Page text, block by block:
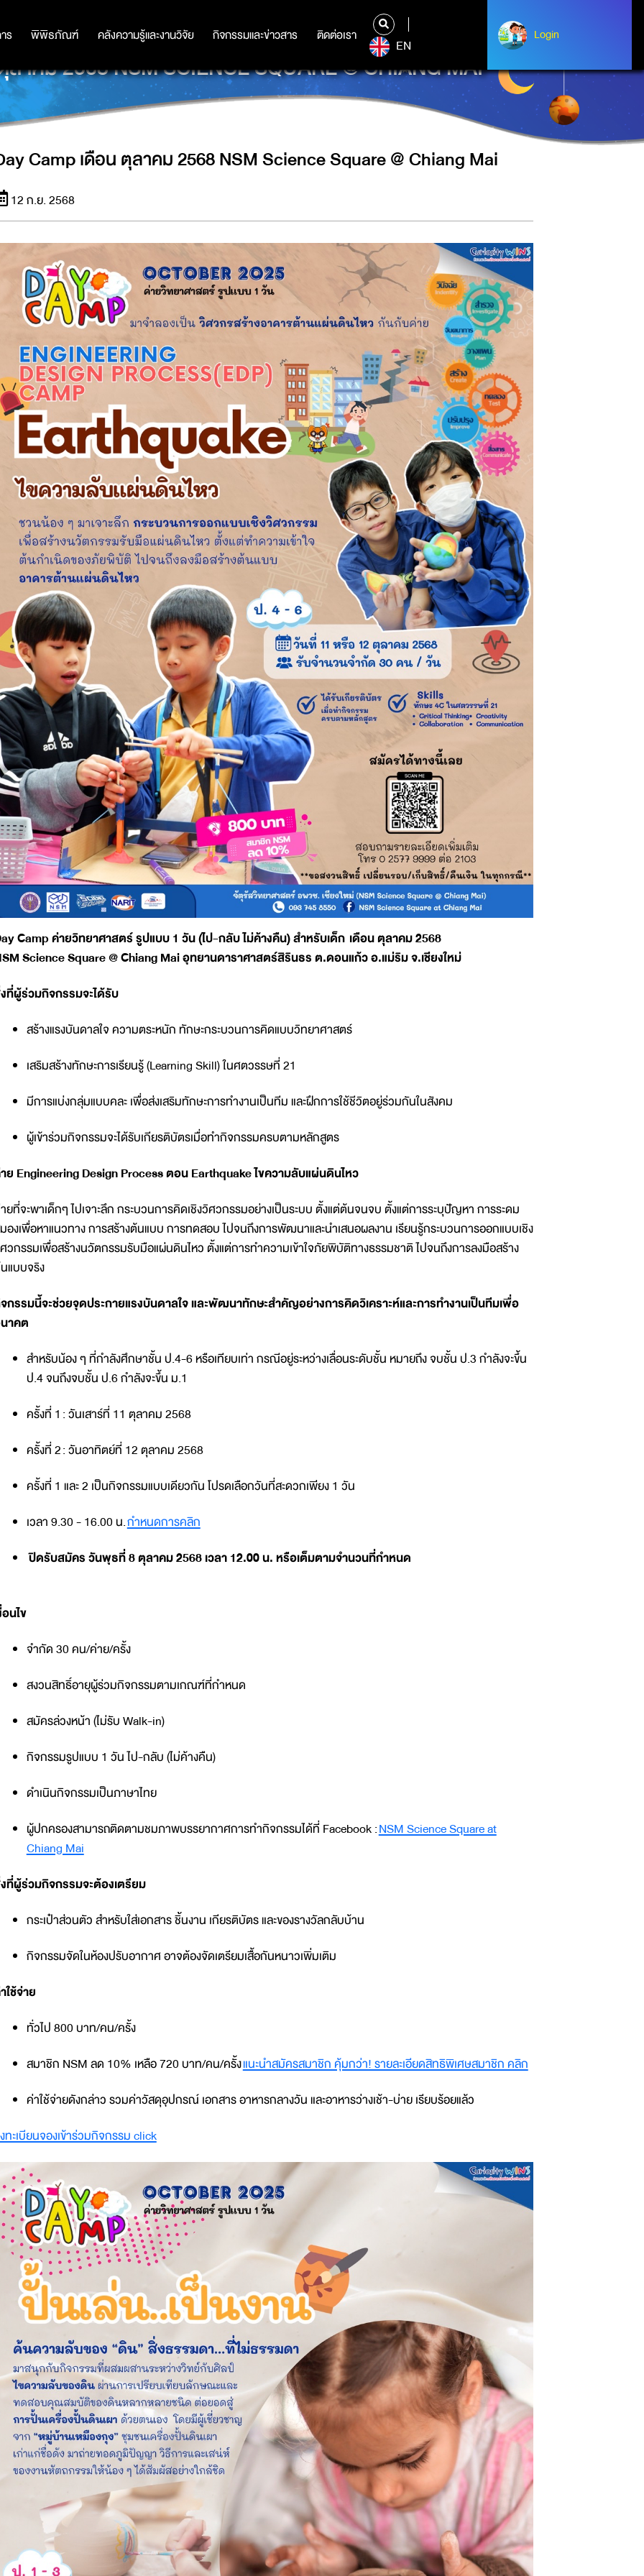
ร พิพิธภัณฑ์ คลังความรู้และงานวิจัย กิจกรรมและข่าวสาร ติดต่อเรา
ร พิพิธภัณฑ์ คลังความรู้และงานวิจัย กิจกรรมและข่าวสาร ติดต่อเรา
EN
Login
Login
าคม 2568 NSM SCIENCE SQUARE @ CHIANG MAI
Camp เดือน ตุลาคม 2568 NSM Science Square @ Chiang Mai
12 ก.ย. 2568
Camp ค่ายวิทยาศาสตร์ รูปแบบ 1 วัน (ไป-กลับ ไม่ค้างคืน) สำหรับเด็ก เดือน ตุลาคม 2568
Science Square @ Chiang Mai อุทยานดาราศาสตร์สิรินธร ต.ดอนแก้ว อ.แม่ริม จ.เชียงใหม่
ที่ผู้ร่วมกิจกรรมจะได้รับ
สร้างแรงบันดาลใจ ความตระหนัก ทักษะกระบวนการคิดแบบวิทยาศาสตร์
เสริมสร้างทักษะการเรียนรู้ (Learning Skill) ในศตวรรษที่ 21
มีการแบ่งกลุ่มแบบคละ เพื่อส่งเสริมทักษะการทำงานเป็นทีม และฝึกการใช้ชีวิตอยู่ร่วมกันในสังคม
ผู้เข้าร่วมกิจกรรมจะได้รับเกียรติบัตรเมื่อทำกิจกรรมครบตามหลักสูตร
ย Engineering Design Process ตอน Earthquake ไขความลับแผ่นดินไหว
ยที่จะพาเด็กๆ ไปเจาะลึก กระบวนการคิดเชิงวิศวกรรมอย่างเป็นระบบ ตั้งแต่ต้นจนจบ ตั้งแต่การระบุปัญหา การระดม
องเพื่อหาแนวทาง การสร้างต้นแบบ การทดสอบ ไปจนถึงการพัฒนาและนำเสนอผลงาน เรียนรู้กระบวนการออกแบบเชิง
วกรรมเพื่อสร้างนวัตกรรมรับมือแผ่นดินไหว ตั้งแต่การทำความเข้าใจภัยพิบัติทางธรรมชาติ ไปจนถึงการลงมือสร้าง
แบบจริง
กรรมนี้จะช่วยจุดประกายแรงบันดาลใจ และพัฒนาทักษะสำคัญอย่างการคิดวิเคราะห์และการทำงานเป็นทีมเพื่อ
าคต
สำหรับน้อง ๆ ที่กำลังศึกษาชั้น ป.4-6 หรือเทียบเท่า กรณีอยู่ระหว่างเลื่อนระดับชั้น หมายถึง จบชั้น ป.3 กำลังจะขึ้น
ป.4 จนถึงจบชั้น ป.6 กำลังจะขึ้น ม.1
ครั้งที่ 1 : วันเสาร์ที่ 11 ตุลาคม 2568
ครั้งที่ 2 : วันอาทิตย์ที่ 12 ตุลาคม 2568
ครั้งที่ 1 และ 2 เป็นกิจกรรมแบบเดียวกัน โปรดเลือกวันที่สะดวกเพียง 1 วัน
เวลา 9.30 - 16.00 น.กำหนดการคลิก
ปิดรับสมัคร วันพุธที่ 8 ตุลาคม 2568 เวลา 12.00 น. หรือเต็มตามจำนวนที่กำหนด
อนไข
จำกัด 30 คน/ค่าย/ครั้ง
สงวนสิทธิ์อายุผู้ร่วมกิจกรรมตามเกณฑ์ที่กำหนด
สมัครล่วงหน้า (ไม่รับ Walk-in)
กิจกรรมรูปแบบ 1 วัน ไป-กลับ (ไม่ค้างคืน)
ดำเนินกิจกรรมเป็นภาษาไทย
ผู้ปกครองสามารถติดตามชมภาพบรรยากาศการทำกิจกรรมได้ที่ Facebook :NSM Science Square at
Chiang Mai
ที่ผู้ร่วมกิจกรรมจะต้องเตรียม
กระเป๋าส่วนตัว สำหรับใส่เอกสาร ชิ้นงาน เกียรติบัตร และของรางวัลกลับบ้าน
กิจกรรมจัดในห้องปรับอากาศ อาจต้องจัดเตรียมเสื้อกันหนาวเพิ่มเติม
ใช้จ่าย
ทั่วไป 800 บาท/คน/ครั้ง
สมาชิก NSM ลด 10% เหลือ 720 บาท/คน/ครั้งแนะนำสมัครสมาชิก คุ้มกว่า! รายละเอียดสิทธิพิเศษสมาชิก คลิก
ค่าใช้จ่ายดังกล่าว รวมค่าวัสดุอุปกรณ์ เอกสาร อาหารกลางวัน และอาหารว่างเช้า-บ่าย เรียบร้อยแล้ว
ทะเบียนจองเข้าร่วมกิจกรรม click